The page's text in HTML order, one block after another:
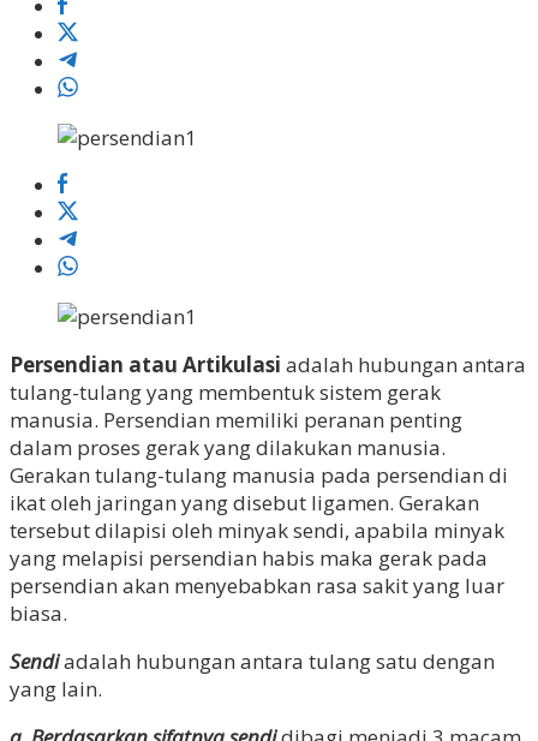
Persendian atau Artikulasi adalah hubungan antara
tulang-tulang yang membentuk sistem gerak
manusia. Persendian memiliki peranan penting
dalam proses gerak yang dilakukan manusia.
Gerakan tulang-tulang manusia pada persendian di
ikat oleh jaringan yang disebut ligamen. Gerakan
tersebut dilapisi oleh minyak sendi, apabila minyak
yang melapisi persendian habis maka gerak pada
persendian akan menyebabkan rasa sakit yang luar
biasa.
Sendiadalah hubungan antara tulang satu dengan
yang lain.